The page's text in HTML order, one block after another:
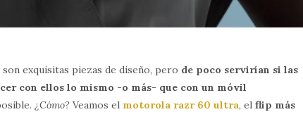
exquisitas piezas de diseño, pero de poco servirían si las
con ellos lo mismo -o más- que con un móvil
¿Cómo? Veamos el motorola razr 60 ultra, elflip más